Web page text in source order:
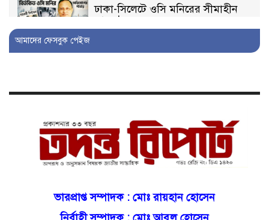
ঢাকা-সিলেটে ওসি মনিরের সীমাহীন
তাণ্ডব!
বজায় রাখতে মরিয়া ‘পিচ্চি’ আমিনুর!
কিশোরীকে যৌনপীড়নের পর
চাঞ্চল্য!
আমাদের ফেসবুক পেইজ
ভারপ্রাপ্ত সম্পাদক : মোঃ রায়হান হোসেন